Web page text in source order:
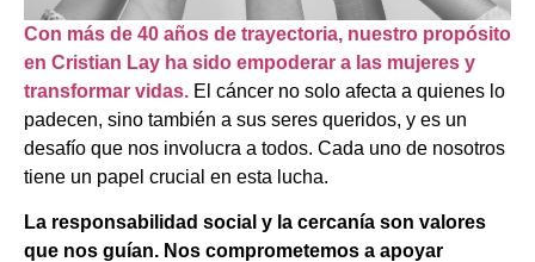
Con más de 40 años de trayectoria, nuestro propósito
en Cristian Lay ha sido empoderar a las mujeres y
transformar vidas. El cáncer no solo afecta a quienes lo
padecen, sino también a sus seres queridos, y es un
desafío que nos involucra a todos. Cada uno de nosotros
tiene un papel crucial en esta lucha.
La responsabilidad social y la cercanía son valores
que nos guían. Nos comprometemos a apoyar